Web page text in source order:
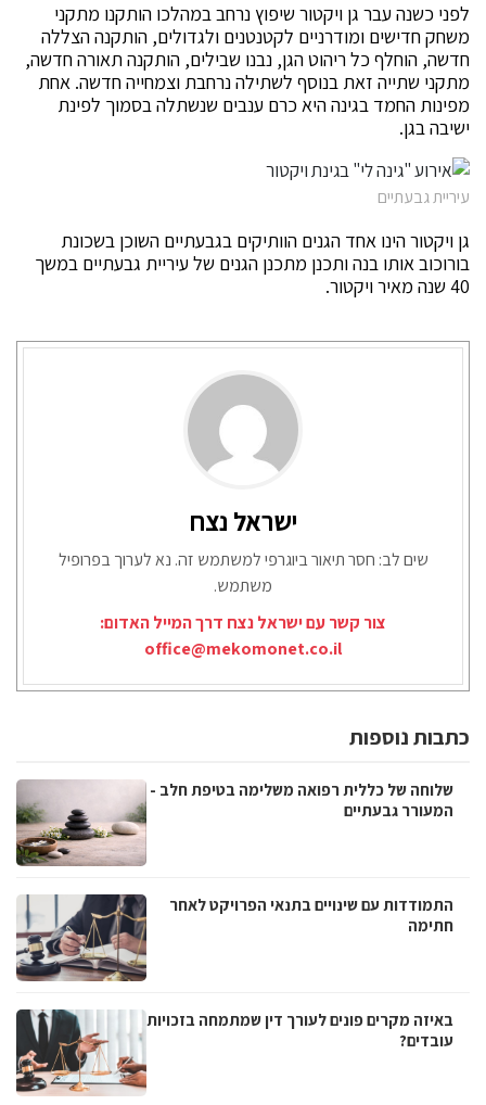
לפני כשנה עבר גן ויקטור שיפוץ נרחב במהלכו הותקנו מתקני
משחק חדישים ומודרניים לקטנטנים ולגדולים, הותקנה הצללה
חדשה, הוחלף כל ריהוט הגן, נבנו שבילים, הותקנה תאורה חדשה,
מתקני שתייה זאת בנוסף לשתילה נרחבת וצמחייה חדשה. אחת
מפינות החמד בגינה היא כרם ענבים שנשתלה בסמוך לפינת
ישיבה בגן.
עיריית גבעתיים
גן ויקטור הינו אחד הגנים הוותיקים בגבעתיים השוכן בשכונת
בורוכוב אותו בנה ותכנן מתכנן הגנים של עיריית גבעתיים במשך
40 שנה מאיר ויקטור.
ישראל נצח
שים לב: חסר תיאור ביוגרפי למשתמש זה. נא לערוך בפרופיל
משתמש.
צור קשר עם ישראל נצח דרך המייל האדום:
office@mekomonet.co.il
כתבות נוספות
שלוחה של כללית רפואה משלימה בטיפת חלב -
המעורר גבעתיים
התמודדות עם שינויים בתנאי הפרויקט לאחר
חתימה
באיזה מקרים פונים לעורך דין שמתמחה בזכויות
עובדים?